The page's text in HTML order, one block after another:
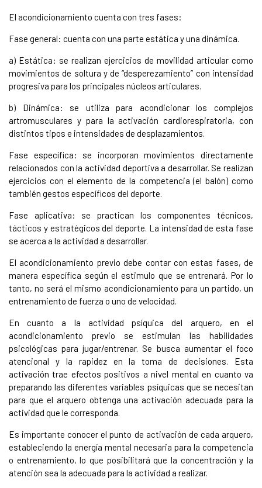
El acondicionamiento cuenta con tres fases:
Fase general: cuenta con una parte estática y una dinámica.
a) Estática: se realizan ejercicios de movilidad articular como
movimientos de soltura y de “desperezamiento” con intensidad
progresiva para los principales núcleos articulares.
b) Dinámica: se utiliza para acondicionar los complejos
artromusculares y para la activación cardiorespiratoria, con
distintos tipos e intensidades de desplazamientos.
Fase específica: se incorporan movimientos directamente
relacionados con la actividad deportiva a desarrollar. Se realizan
ejercicios con el elemento de la competencia (el balón) como
también gestos específicos del deporte.
Fase aplicativa: se practican los componentes técnicos,
tácticos y estratégicos del deporte. La intensidad de esta fase
se acerca a la actividad a desarrollar.
El acondicionamiento previo debe contar con estas fases, de
manera específica según el estimulo que se entrenará. Por lo
tanto, no será el mismo acondicionamiento para un partido, un
entrenamiento de fuerza o uno de velocidad.
En cuanto a la actividad psíquica del arquero, en el
acondicionamiento previo se estimulan las habilidades
psicológicas para jugar/entrenar. Se busca aumentar el foco
atencional y la rapidez en la toma de decisiones. Esta
activación trae efectos positivos a nivel mental en cuanto va
preparando las diferentes variables psíquicas que se necesitan
para que el arquero obtenga una activación adecuada para la
actividad que le corresponda.
Es importante conocer el punto de activación de cada arquero,
estableciendo la energía mental necesaria para la competencia
o entrenamiento, lo que posibilitará que la concentración y la
atención sea la adecuada para la actividad a realizar.